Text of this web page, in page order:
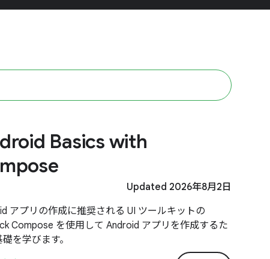
Basics with
Updated 2026年8月2日
アプリの作成に推奨される UI ツールキットの
Compose を使用して Android アプリを作成するた
を学びます。